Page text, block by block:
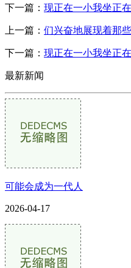
下一篇： 现正在一小我坐正在
上一篇： 们兴奋地展现着那
下一篇： 现正在一小我坐正在
最新新闻
可能会成为一代人
2026-04-17